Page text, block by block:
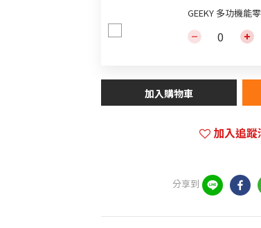
GEEKY 多功機能
加入購物車
加入追蹤
分享到